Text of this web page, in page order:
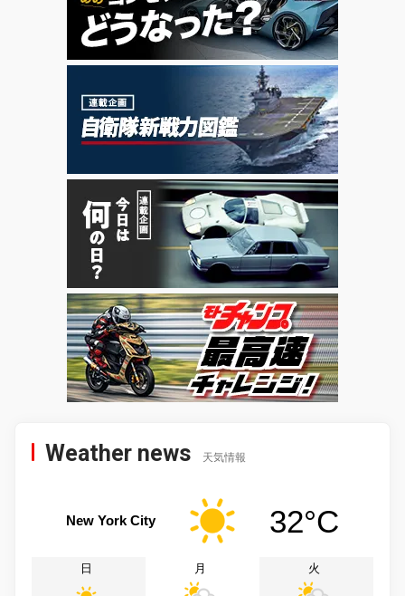
Weather news 天気情報
New York City 32°C
日 月 火